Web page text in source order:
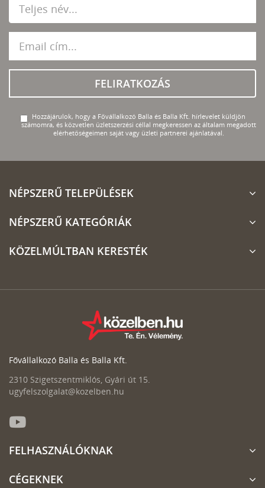
FELIRATKOZÁS
Hozzájárulok, hogy a Fővállalkozó Balla és Balla Kft. hírlevelet küldjön
számomra, és közvetlen üzletszerzési céllal megkeressen az általam megadott
elérhetőségeimen saját vagy üzleti partnerei ajánlatával.
NÉPSZERŰ TELEPÜLÉSEK
NÉPSZERŰ KATEGÓRIÁK
KÖZELMÚLTBAN KERESTÉK
Fővállalkozó Balla és Balla Kft.
2310 Szigetszentmiklós, Gyári út 15.
ugyfelszolgalat@kozelben.hu
FELHASZNÁLÓKNAK
CÉGEKNEK